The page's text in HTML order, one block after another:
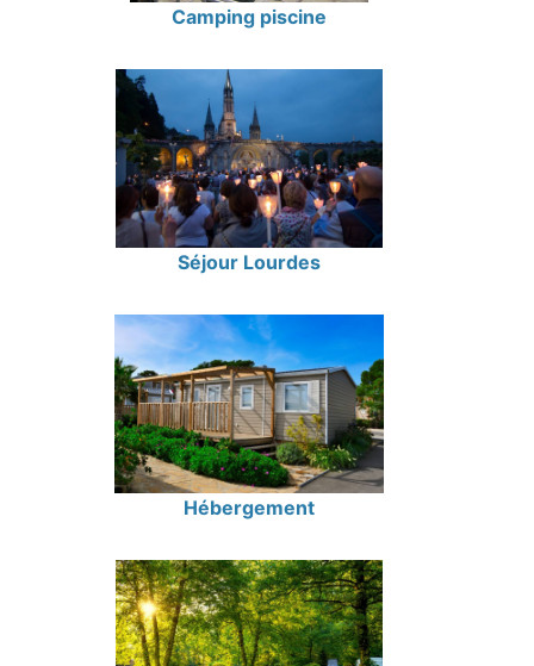
Camping piscine
Séjour Lourdes
Hébergement